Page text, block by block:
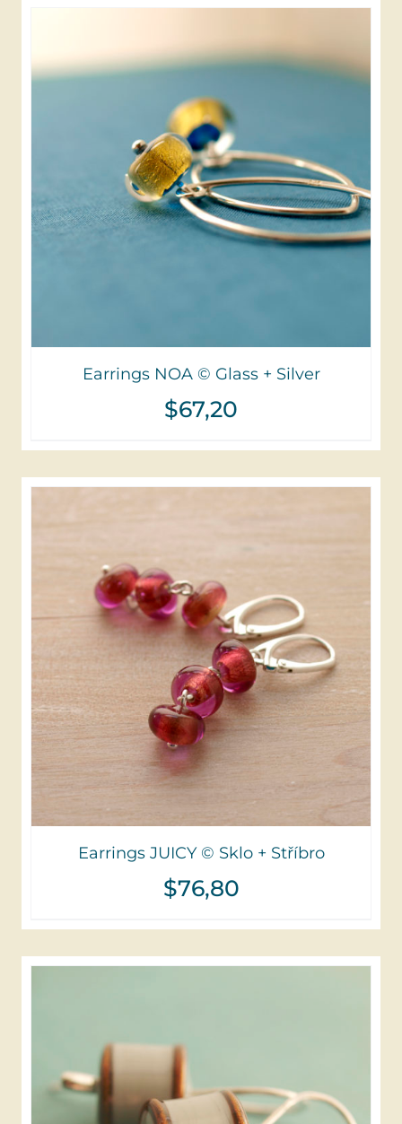
Earrings NOA © Glass + Silver
$67,20
Earrings JUICY © Sklo + Stříbro
$76,80